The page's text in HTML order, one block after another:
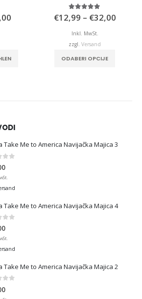
Preisspanne: 5.00 von 5
€12,99 – €32,00
Inkl. MwSt.
zzgl. Versand
ODABERI OPCIJE
Take Me to America Navijačka Majica 3
Take Me to America Navijačka Majica 4
5
Take Me to America Navijačka Majica 2